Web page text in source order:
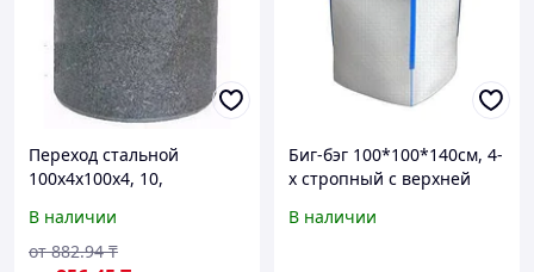
Переход стальной
100х4х100х4, 10,
В наличии
от 882.94 ₸
Биг-бэг 100*100*140см, 4-
х стропный с верхней
В наличии